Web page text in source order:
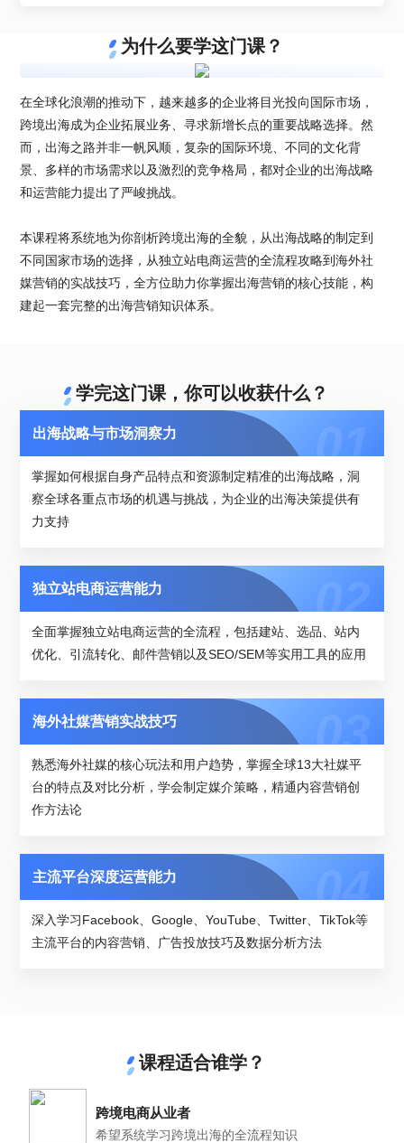
为什么要学这门课？
在全球化浪潮的推动下，越来越多的企业将目光投向国际市场，
跨境出海成为企业拓展业务、寻求新增长点的重要战略选择。然
而，出海之路并非一帆风顺，复杂的国际环境、不同的文化背
景、多样的市场需求以及激烈的竞争格局，都对企业的出海战略
和运营能力提出了严峻挑战。
本课程将系统地为你剖析跨境出海的全貌，从出海战略的制定到
不同国家市场的选择，从独立站电商运营的全流程攻略到海外社
媒营销的实战技巧，全方位助力你掌握出海营销的核心技能，构
建起一套完整的出海营销知识体系。
学完这门课，你可以收获什么？
出海战略与市场洞察力
掌握如何根据自身产品特点和资源制定精准的出海战略，洞
察全球各重点市场的机遇与挑战，为企业的出海决策提供有
力支持
独立站电商运营能力
全面掌握独立站电商运营的全流程，包括建站、选品、站内
优化、引流转化、邮件营销以及SEO/SEM等实用工具的应用
海外社媒营销实战技巧
熟悉海外社媒的核心玩法和用户趋势，掌握全球13大社媒平
台的特点及对比分析，学会制定媒介策略，精通内容营销创
作方法论
主流平台深度运营能力
深入学习Facebook、Google、YouTube、Twitter、TikTok等
主流平台的内容营销、广告投放技巧及数据分析方法
课程适合谁学？
跨境电商从业者
希望系统学习跨境出海的全流程知识